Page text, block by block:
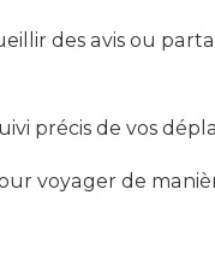
des avis ou
précis de vos
voyager de